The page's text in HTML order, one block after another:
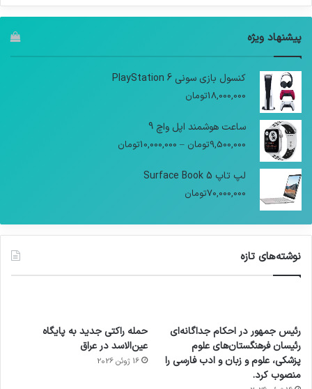
پیشنهاد ویژه
کنسول بازی سونی PlayStation 6
18,000,000تومان
ساعت هوشمند اپل واچ 9
9,500,000تومان –
10,000,000تومان
لپ تاپ Surface Book 5
70,000,000تومان
نوشته‌های تازه
رئیس جمهور در احکام جداگانه‌ای
رئیسان فرهنگستان‌های علوم
پزشکی، علوم و زبان و ادب فارسی را
منصوب کرد.
حمله راکتی جدید به پایگاه
عین‌الاسد در عراق
16 ژوئن 2026